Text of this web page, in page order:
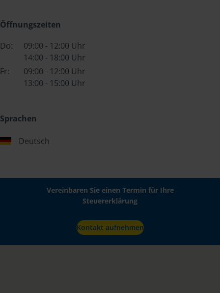
Öffnungszeiten
Do:
09:00 - 12:00 Uhr
14:00 - 18:00 Uhr
Fr:
09:00 - 12:00 Uhr
13:00 - 15:00 Uhr
Sprachen
Deutsch
Vereinbaren Sie einen Termin für Ihre
Steuererklärung
Kontakt aufnehmen